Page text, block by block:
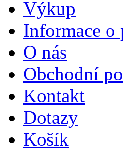
Výkup
Informace o
O nás
Obchodní
Kontakt
Dotazy
Košík